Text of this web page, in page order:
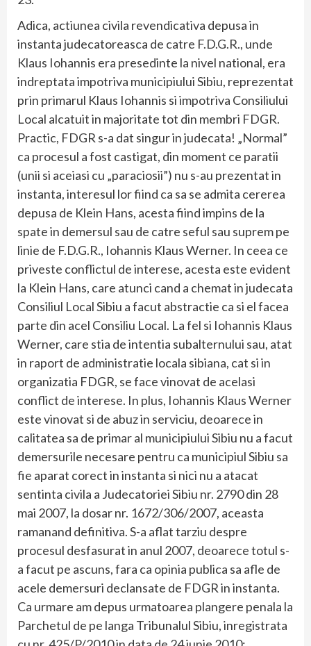
Adica, actiunea civila revendicativa depusa in
instanta judecatoreasca de catre F.D.G.R., unde
Klaus Iohannis era presedinte la nivel national, era
indreptata impotriva municipiului Sibiu, reprezentat
prin primarul Klaus Iohannis si impotriva Consiliului
Local alcatuit in majoritate tot din membri FDGR.
Practic, FDGR s-a dat singur in judecata! „Normal”
ca procesul a fost castigat, din moment ce paratii
(unii si aceiasi cu „paraciosii”) nu s-au prezentat in
instanta, interesul lor fiind ca sa se admita cererea
depusa de Klein Hans, acesta fiind impins de la
spate in demersul sau de catre seful sau suprem pe
linie de F.D.G.R., Iohannis Klaus Werner. In ceea ce
priveste conflictul de interese, acesta este evident
la Klein Hans, care atunci cand a chemat in judecata
Consiliul Local Sibiu a facut abstractie ca si el facea
parte din acel Consiliu Local. La fel si Iohannis Klaus
Werner, care stia de intentia subalternului sau, atat
in raport de administratie locala sibiana, cat si in
organizatia FDGR, se face vinovat de acelasi
conflict de interese. In plus, Iohannis Klaus Werner
este vinovat si de abuz in serviciu, deoarece in
calitatea sa de primar al municipiului Sibiu nu a facut
demersurile necesare pentru ca municipiul Sibiu sa
fie aparat corect in instanta si nici nu a atacat
sentinta civila a Judecatoriei Sibiu nr. 2790 din 28
mai 2007, la dosar nr. 1672/306/2007, aceasta
ramanand definitiva. S-a aflat tarziu despre
procesul desfasurat in anul 2007, deoarece totul s-
a facut pe ascuns, fara ca opinia publica sa afle de
acele demersuri declansate de FDGR in instanta.
Ca urmare am depus urmatoarea plangere penala la
Parchetul de pe langa Tribunalul Sibiu, inregistrata